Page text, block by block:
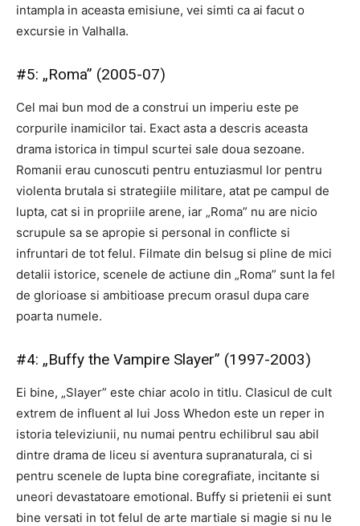
intampla in aceasta emisiune, vei simti ca ai facut o
excursie in Valhalla.
#5: „Roma” (2005-07)
Cel mai bun mod de a construi un imperiu este pe
corpurile inamicilor tai. Exact asta a descris aceasta
drama istorica in timpul scurtei sale doua sezoane.
Romanii erau cunoscuti pentru entuziasmul lor pentru
violenta brutala si strategiile militare, atat pe campul de
lupta, cat si in propriile arene, iar „Roma” nu are nicio
scrupule sa se apropie si personal in conflicte si
infruntari de tot felul. Filmate din belsug si pline de mici
detalii istorice, scenele de actiune din „Roma” sunt la fel
de glorioase si ambitioase precum orasul dupa care
poarta numele.
#4: „Buffy the Vampire Slayer” (1997-2003)
Ei bine, „Slayer” este chiar acolo in titlu. Clasicul de cult
extrem de influent al lui Joss Whedon este un reper in
istoria televiziunii, nu numai pentru echilibrul sau abil
dintre drama de liceu si aventura supranaturala, ci si
pentru scenele de lupta bine coregrafiate, incitante si
uneori devastatoare emotional. Buffy si prietenii ei sunt
bine versati in tot felul de arte martiale si magie si nu le